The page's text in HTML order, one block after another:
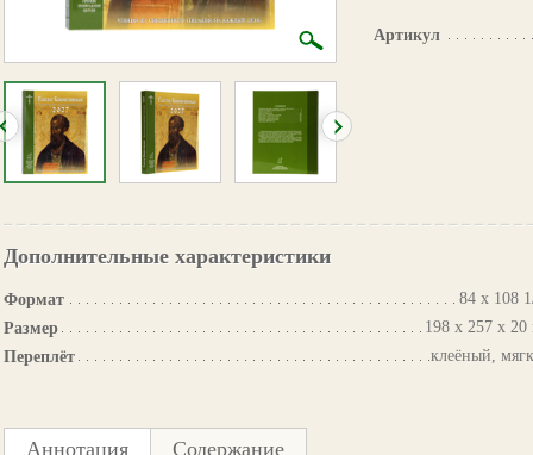
Артикул
Дополнительные характеристики
Формат
84 х 108
Размер
198 х 257 х
Переплёт
клеёный,
Аннотация Содержание